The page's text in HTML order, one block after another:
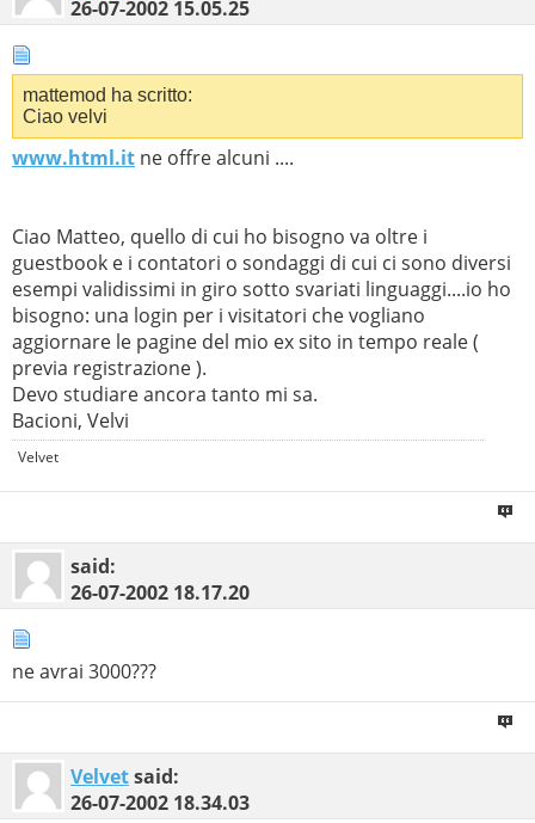
26-07-2002 15.05.25
mattemod ha scritto:
Ciao velvi
www.html.it ne offre alcuni ....
Ciao Matteo, quello di cui ho bisogno va oltre i
guestbook e i contatori o sondaggi di cui ci sono diversi
esempi validissimi in giro sotto svariati linguaggi....io ho
bisogno: una login per i visitatori che vogliano
aggiornare le pagine del mio ex sito in tempo reale (
previa registrazione ).
Devo studiare ancora tanto mi sa.
Bacioni, Velvi
Velvet
said:
26-07-2002 18.17.20
ne avrai 3000???
Velvetsaid:
26-07-2002 18.34.03